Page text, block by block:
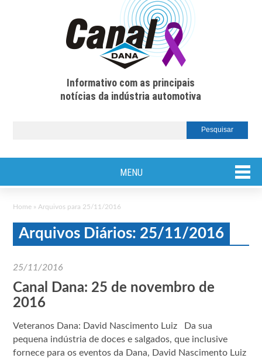
Informativo com as principais
notícias da indústria automotiva
MENU
Home » Arquivos para 25/11/2016
Arquivos Diários: 25/11/2016
25/11/2016
Canal Dana: 25 de novembro de
2016
Veteranos Dana: David Nascimento Luiz Da sua
pequena indústria de doces e salgados, que inclusive
fornece para os eventos da Dana, David Nascimento Luiz